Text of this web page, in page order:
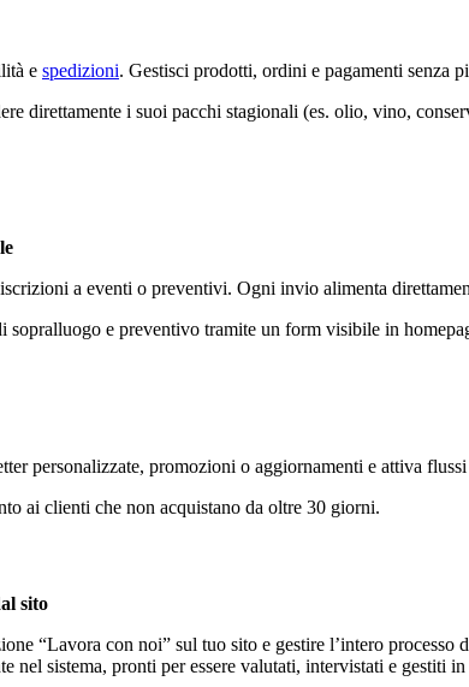
e spedizioni. Gestisci prodotti, ordini e pagamenti senza
direttamente i suoi pacchi stagionali (es. olio, vino,
a eventi o preventivi. Ogni invio alimenta
sopralluogo e preventivo tramite un form visibile in
personalizzate, promozioni o aggiornamenti e attiva
ai clienti che non acquistano da oltre 30 giorni.
sito
“Lavora con noi” sul tuo sito e gestire l’intero
sistema, pronti per essere valutati, intervistati e gestiti